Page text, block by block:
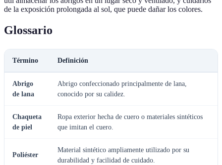
de la exposición prolongada al sol, que puede dañar los colores.
Glossario
Término Definición
Abrigo
de lana
Abrigo confeccionado principalmente de lana,
conocido por su calidez.
Chaqueta
de piel
Ropa exterior hecha de cuero o materiales sintéticos
que imitan el cuero.
Poliéster
Material sintético ampliamente utilizado por su
durabilidad y facilidad de cuidado.